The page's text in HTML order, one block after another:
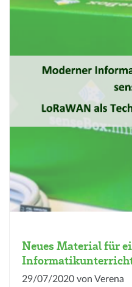
Neues Material für
29/07/2020 von Verena